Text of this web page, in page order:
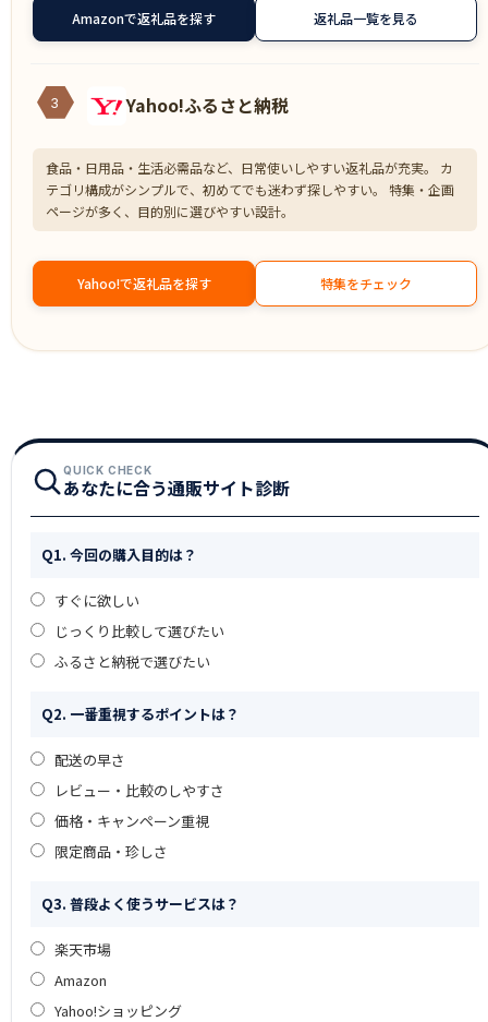
Amazonで返礼品を探す 返礼品一覧を見る
3 Yahoo!ふるさと納税
食品・日用品・生活必需品など、日常使いしやすい返礼品が充実。 カ
テゴリ構成がシンプルで、初めてでも迷わず探しやすい。 特集・企画
ページが多く、目的別に選びやすい設計。
Yahoo!で返礼品を探す 特集をチェック
QUICK CHECK
あなたに合う通販サイト診断
Q1. 今回の購入目的は？
すぐに欲しい
じっくり比較して選びたい
ふるさと納税で選びたい
Q2. 一番重視するポイントは？
配送の早さ
レビュー・比較のしやすさ
価格・キャンペーン重視
限定商品・珍しさ
Q3. 普段よく使うサービスは？
楽天市場
Amazon
Yahoo!ショッピング